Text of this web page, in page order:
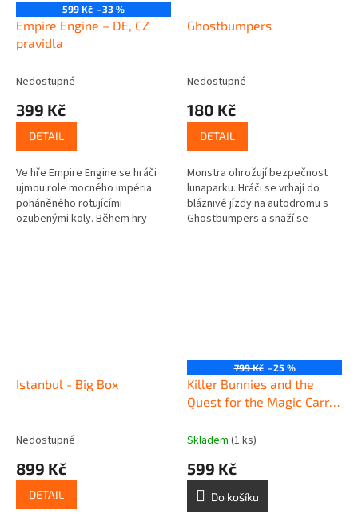
599 Kč –33 %
Empire Engine – DE, CZ
pravidla
Nedostupné
399 Kč
DETAIL
Ve hře Empire Engine se hráči
ujmou role mocného impéria
poháněného rotujícími
ozubenými koly. Během hry
hráči současně volí akce k
Ghostbumpers
Nedostupné
180 Kč
DETAIL
Monstra ohrožují bezpečnost
lunaparku. Hráči se vrhají do
bláznivé jízdy na autodromu s
Ghostbumpers a snaží se
zachovat nervy. Kdo se vyděsí
Istanbul - Big Box
Nedostupné
899 Kč
DETAIL
799 Kč –25 %
Killer Bunnies and the
Quest for the Magic Carrot
Skladem (1 ks)
599 Kč
Do košíku